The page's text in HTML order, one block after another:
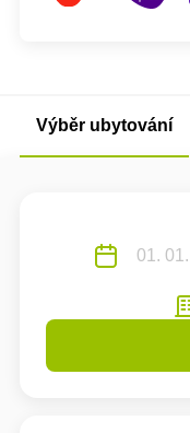
Výběr ubytování